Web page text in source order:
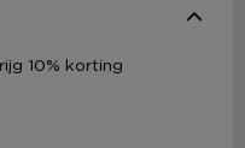
10% korting